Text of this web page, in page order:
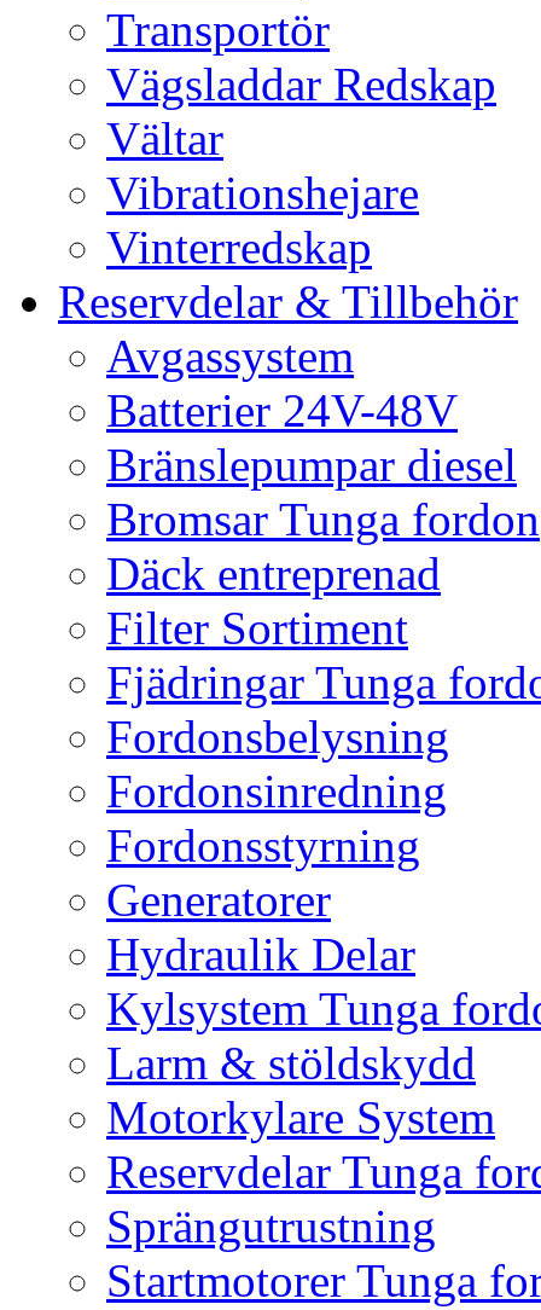
Transportör
Vägsladdar Redskap
Vältar
Vibrationshejare
Vinterredskap
Reservdelar & Tillbehör
Avgassystem
Batterier 24V-48V
Bränslepumpar diesel
Bromsar Tunga fordon
Däck entreprenad
Filter Sortiment
Fjädringar Tunga
Fordonsbelysning
Fordonsinredning
Fordonsstyrning
Generatorer
Hydraulik Delar
Kylsystem Tunga
Larm & stöldskydd
Motorkylare System
Reservdelar Tunga
Sprängutrustning
Startmotorer Tunga